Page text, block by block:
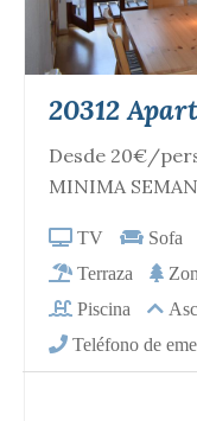
20312
Desde 20€/
MINIMA